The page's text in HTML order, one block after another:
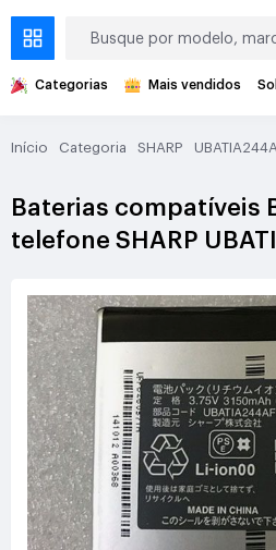
Categorias Mais vendidos
Início Categoria SHARP
Baterias compatíveis
telefone SHARP